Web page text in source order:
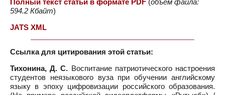
Полный текст статьи в формате PDF (объем файла:
594.2 Кбайт)
JATS XML
Ссылка для цитирования этой статьи:
Тихонина, Д. С. Воспитание патриотического настроения
студентов неязыкового вуза при обучении английскому
языку в эпоху цифровизации российского образования.